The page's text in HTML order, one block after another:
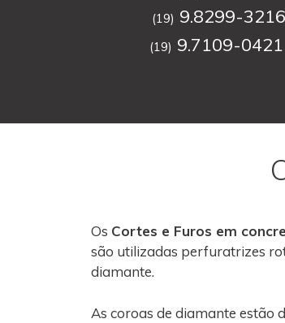
(19) 9.8299-3216
(19) 9.7109-0421
Os Cortes e Furos em
são utilizadas perfuratrizes
diamante.
As coroas de diamante estão